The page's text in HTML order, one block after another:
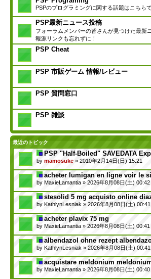
PSPのプログラミングに関する話題はこちらで
PSP最新ニュース投稿
フォーラムメンバーの皆さんが見つけた最新
報源リンクも忘れずに！
PSP Cheat
PSP 市販ゲーム 情報/レビュー
PSP 質問窓口
PSP 雑談
最近のトピック
PSP "Half-Boiled" SAVEDATA
by mamosuke » 2010年2月14日(日) 15:21
acheter lumigan en ligne voir le
by MaxieLamantia » 2026年8月08日(土) 00:42
stesolid 5 mg acquisto online
by KathlynLesniak » 2026年8月08日(土) 00:41
acheter plavix 75 mg
by MaxieLamantia » 2026年8月08日(土) 00:41
albendazol ohne rezept
by KathlynLesniak » 2026年8月08日(土) 00:41
acquistare meldonium
by MaxieLamantia » 2026年8月08日(土) 00:40